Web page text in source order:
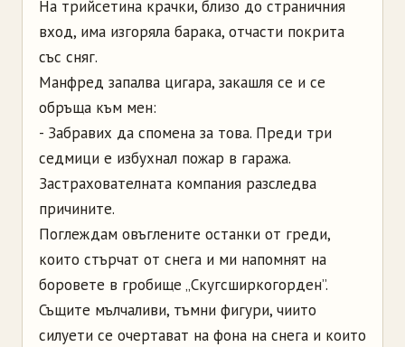
На трийсетина крачки, близо до страничния
вход, има изгоряла барака, отчасти покрита
със сняг.
Манфред запалва цигара, закашля се и се
обръща към мен:
- Забравих да спомена за това. Преди три
седмици е избухнал пожар в гаража.
Застрахователната компания разследва
причините.
Поглеждам овъглените останки от греди,
които стърчат от снега и ми напомнят на
боровете в гробище „Скугсширкогорден”.
Същите мълчаливи, тъмни фигури, чиито
силуети се очертават на фона на снега и които